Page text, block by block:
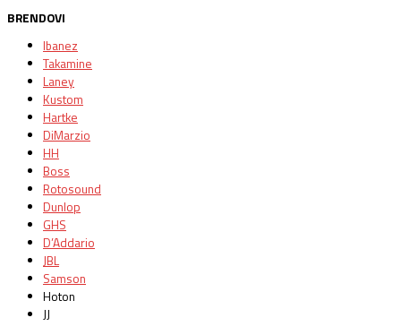
BRENDOVI
Ibanez
Takamine
Laney
Kustom
Hartke
DiMarzio
HH
Boss
Rotosound
Dunlop
GHS
D’Addario
JBL
Samson
Hoton
JJ